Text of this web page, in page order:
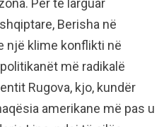
Për të larguar
Berisha në
një klime konflikti në
më radikalë
Rugova, kjo, kundër
amerikane më pas u